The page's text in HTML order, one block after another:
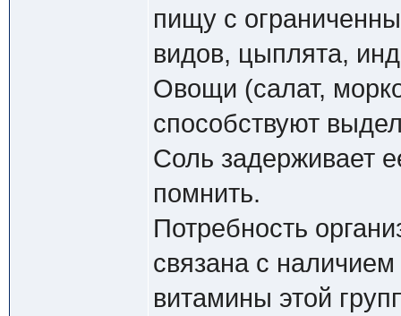
пищу с
видов, цыплята,
Овощи (салат,
способствуют
Соль задерживает
помнить.
Потребность
связана с
витамины этой